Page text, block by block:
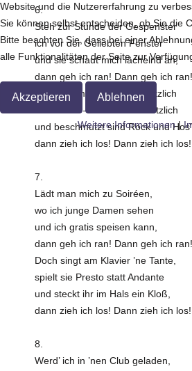
6.
Steh zur Stunde der Gespenster
ich vor der Geliebten Fenster
und sie schaut mich lächelnd an,
dann geh ich ran! Dann geh ich ran!
Aber kommt’s von oben plötzlich
etwas naß – es riecht entsetzlich
und beschmutzt sind Rock und
dann zieh ich los! Dann zieh ich los!
7.
Lädt man mich zu Soiréen,
wo ich junge Damen sehen
und ich gratis speisen kann,
dann geh ich ran! Dann geh ich ran!
Doch singt am Klavier ’ne Tante,
spielt sie Presto statt Andante
und steckt ihr im Hals ein Kloß,
dann zieh ich los! Dann zieh ich los!
8.
Werd’ ich in ’nen Club geladen,
Website und die Nutzererfahrung zu
Sie können selbst entscheiden, ob Sie die
Bitte beachten Sie, dass bei einer
alle Funktionalitäten der Seite zur
Akzeptieren Ablehnen
Weitere Informationen|